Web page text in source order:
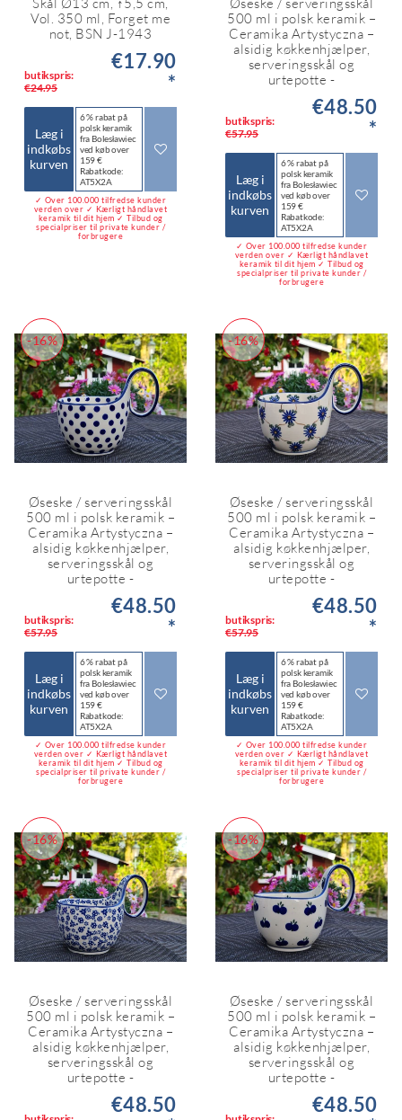
Vol. 350 ml, Forget me
not, BSN J-1943
butikspris:
€24.95
€17.90
*
Læg i
indkøbs
kurven
6 % rabat på
polsk keramik
fra Bolesławiec
ved køb over
159 €
Rabatkode:
AT5X2A
✓ Over 100.000 tilfredse kunder
verden over ✓ Kærligt håndlavet
keramik til dit hjem ✓ Tilbud og
specialpriser til private kunder /
forbrugere
500 ml i polsk keramik –
Ceramika Artystyczna –
alsidig køkkenhjælper,
serveringsskål og
urtepotte -
butikspris:
€57.95
€48.50
*
Læg i
indkøbs
kurven
6 % rabat på
polsk keramik
fra Bolesławiec
ved køb over
159 €
Rabatkode:
AT5X2A
✓ Over 100.000 tilfredse kunder
verden over ✓ Kærligt håndlavet
keramik til dit hjem ✓ Tilbud og
specialpriser til private kunder /
forbrugere
-16%
Øseske / serveringsskål
500 ml i polsk keramik –
Ceramika Artystyczna –
alsidig køkkenhjælper,
serveringsskål og
urtepotte -
butikspris:
€57.95
€48.50
*
Læg i
indkøbs
kurven
6 % rabat på
polsk keramik
fra Bolesławiec
ved køb over
159 €
Rabatkode:
AT5X2A
✓ Over 100.000 tilfredse kunder
verden over ✓ Kærligt håndlavet
keramik til dit hjem ✓ Tilbud og
specialpriser til private kunder /
forbrugere
-16%
Øseske / serveringsskål
500 ml i polsk keramik –
Ceramika Artystyczna –
alsidig køkkenhjælper,
serveringsskål og
urtepotte -
butikspris:
€57.95
€48.50
*
Læg i
indkøbs
kurven
6 % rabat på
polsk keramik
fra Bolesławiec
ved køb over
159 €
Rabatkode:
AT5X2A
✓ Over 100.000 tilfredse kunder
verden over ✓ Kærligt håndlavet
keramik til dit hjem ✓ Tilbud og
specialpriser til private kunder /
forbrugere
-16%
Øseske / serveringsskål
500 ml i polsk keramik –
Ceramika Artystyczna –
alsidig køkkenhjælper,
serveringsskål og
urtepotte -
€48.50
-16%
Øseske / serveringsskål
500 ml i polsk keramik –
Ceramika Artystyczna –
alsidig køkkenhjælper,
serveringsskål og
urtepotte -
€48.50